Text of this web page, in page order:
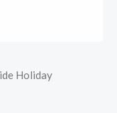
Holiday